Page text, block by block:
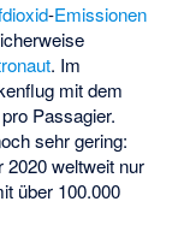
-Emissionen
. Im
mit dem
pro Passagier.
sehr gering:
2020 weltweit nur
über 100.000